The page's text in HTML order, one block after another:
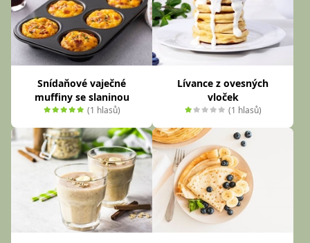
Snídaňové vaječné
muffiny se slaninou
(1 hlasů)
Lívance z ovesných
vloček
(1 hlasů)